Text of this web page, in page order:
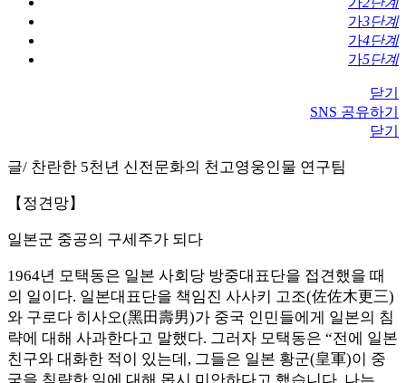
가3단계
가4단계
가5단계
닫기
SNS 공유하기
닫기
글/ 찬란한 5천년 신전문화의 천고영웅인물 연구팀
【정견망】
일본군 중공의 구세주가 되다
1964년 모택동은 일본 사회당 방중대표단을 접견했을 때
의 일이다. 일본대표단을 책임진 사사키 고조(佐佐木更三)
와 구로다 히사오(黑田壽男)가 중국 인민들에게 일본의 침
략에 대해 사과한다고 말했다. 그러자 모택동은 “전에 일본
친구와 대화한 적이 있는데, 그들은 일본 황군(皇軍)이 중